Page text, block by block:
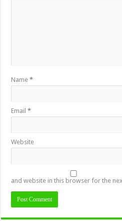
Name*
Email*
Website
and website in this browser for the